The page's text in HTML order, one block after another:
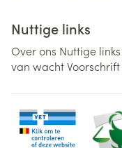
Nuttige links
Over ons Nuttige links
van wachtVoorschrift